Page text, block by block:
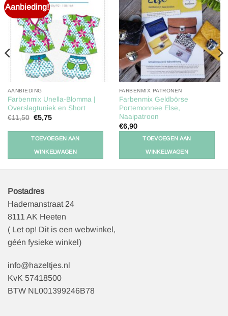
Aanbieding!
aan
verlanglijst
AANBIEDING
Farbenmix Unella-Blomma |
Overslagtuniek en Short
€11,50 Oorspronkelijke
prijs
was:
€11,50.
€5,75Huidige
is:
€5,75.
TOEVOEGEN AAN
WINKELWAGEN
Toevoegen
aan
verlanglijst
FARBENMIX PATRONEN
Farbenmix Geldbörse
Portemonnee Else,
Naaipatroon
€6,90
TOEVOEGEN AAN
WINKELWAGEN
Postadres
Hademanstraat 24
8111 AK Heeten
( Let op! Dit is een webwinkel,
géén fysieke winkel)
info@hazeltjes.nl
KvK 57418500
BTW NL001399246B78